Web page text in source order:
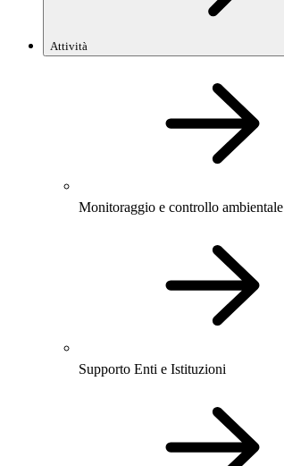
Attività
Monitoraggio e controllo ambientale
Supporto Enti e Istituzioni